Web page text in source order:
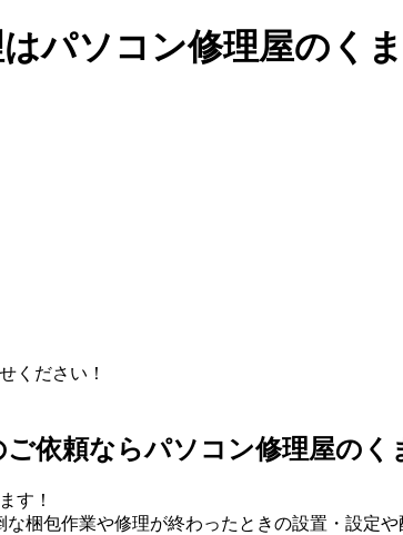
パソコン修理屋のく
依頼ならパソコン修理屋のく
す！
梱包作業や修理が終わったときの設置・設定